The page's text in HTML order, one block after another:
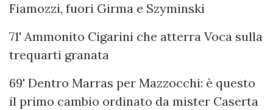
Fiamozzi, fuori Girma e Szyminski
71' Ammonito Cigarini che atterra Voca sulla
trequarti granata
69' Dentro Marras per Mazzocchi: è questo
il primo cambio ordinato da mister Caserta